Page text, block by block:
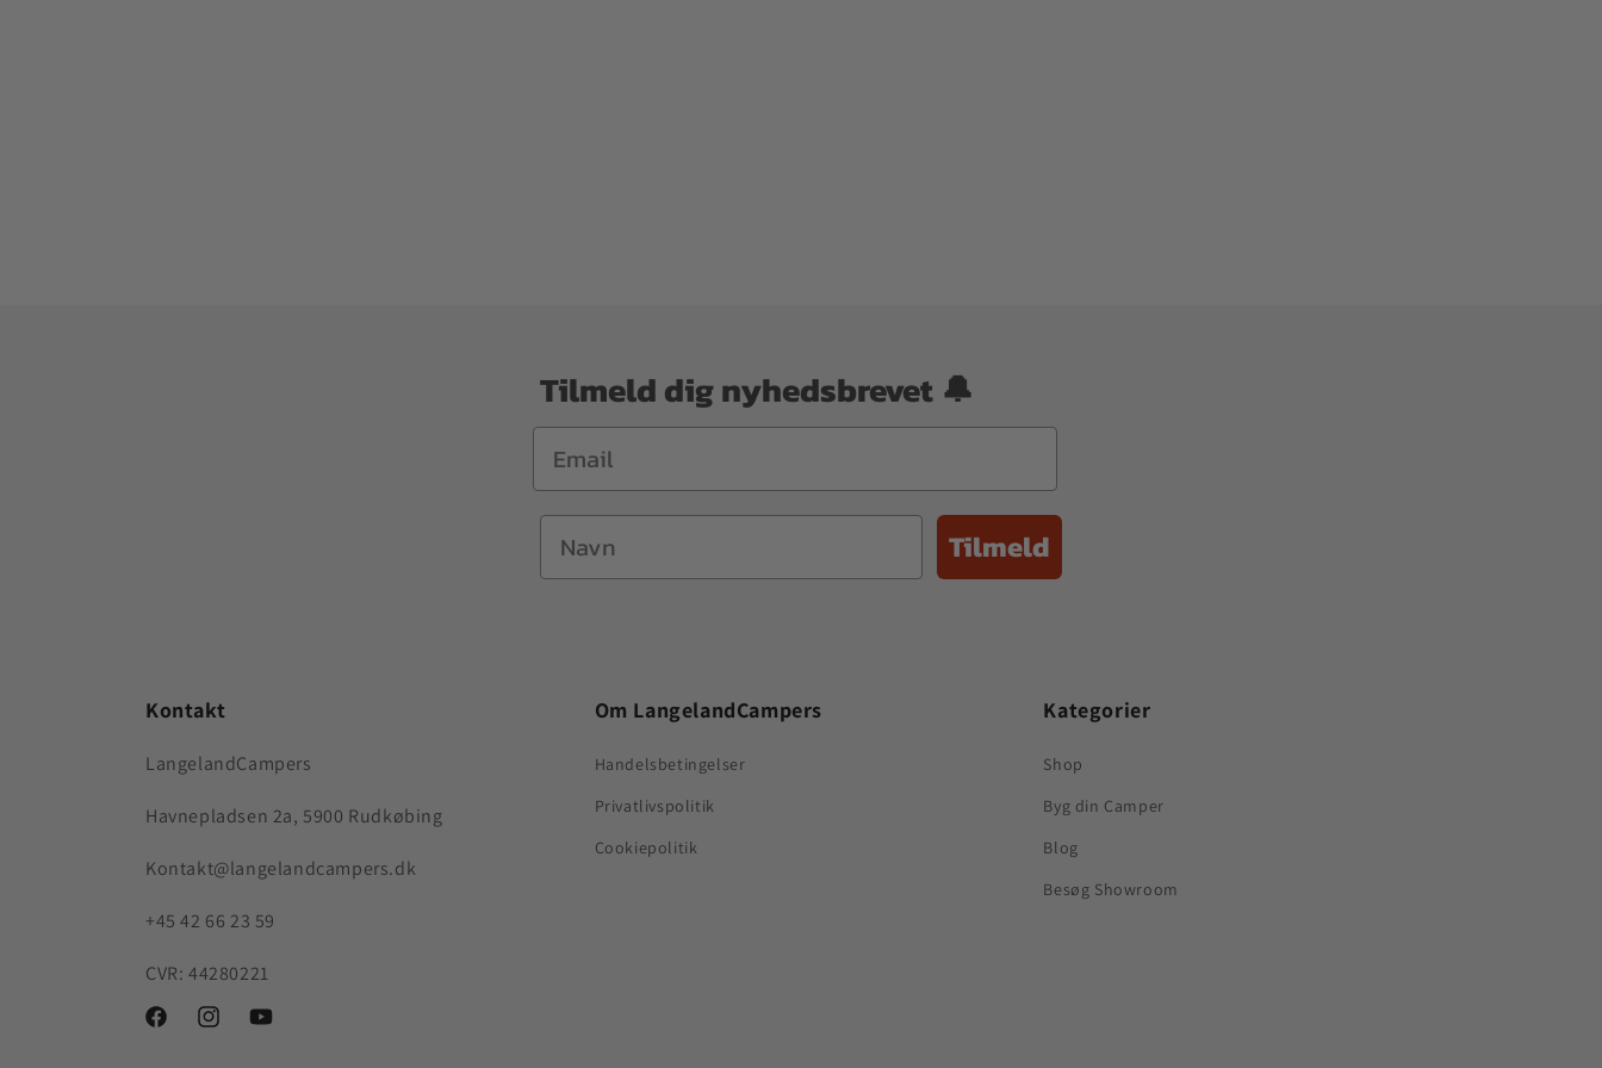
Tilmeld dig nyhedsbrevet 🔔
Tilmeld
Kontakt
LangelandCampers
Havnepladsen 2a, 5900 Rudkøbing
Kontakt@langelandcampers.dk
+45 42 66 23 59
CVR: 44280221
https://www.facebook.com/people/Langeland-
https://www.instagram.com/langelandcampers/
https://www.youtube.com/channel/UCgMBLYCANj8fnIK-
Om LangelandCampers
Handelsbetingelser
Privatlivspolitik
Cookiepolitik
Kategorier
Shop
Byg din Camper
Blog
Besøg Showroom